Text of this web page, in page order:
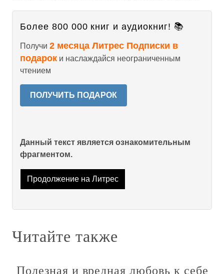
Более 800 000 книг и аудиокниг! 📚
Получи 2 месяца Литрес Подписки в
подарок и наслаждайся неограниченным
чтением
ПОЛУЧИТЬ ПОДАРОК
Данный текст является ознакомительным
фрагментом.
Продолжение на Литрес
Читайте также
Полезная и вредная любовь к себе